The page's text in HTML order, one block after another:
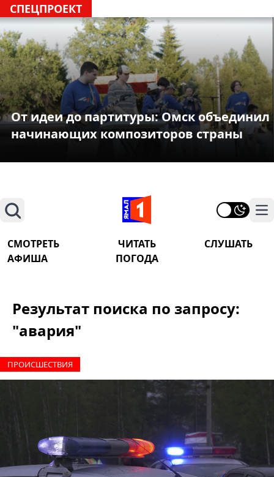
СПЕЦПРОЕКТ
От идеи до партитуры: Омск объединил
начинающих композиторов страны
Поиск
СМОТРЕТЬ ЧИТАТЬ
СЛУШАТЬ
АФИША
ПОГОДА
Результат поиска по запросу:
"авария"
ПРОИCШЕСТВИЯ